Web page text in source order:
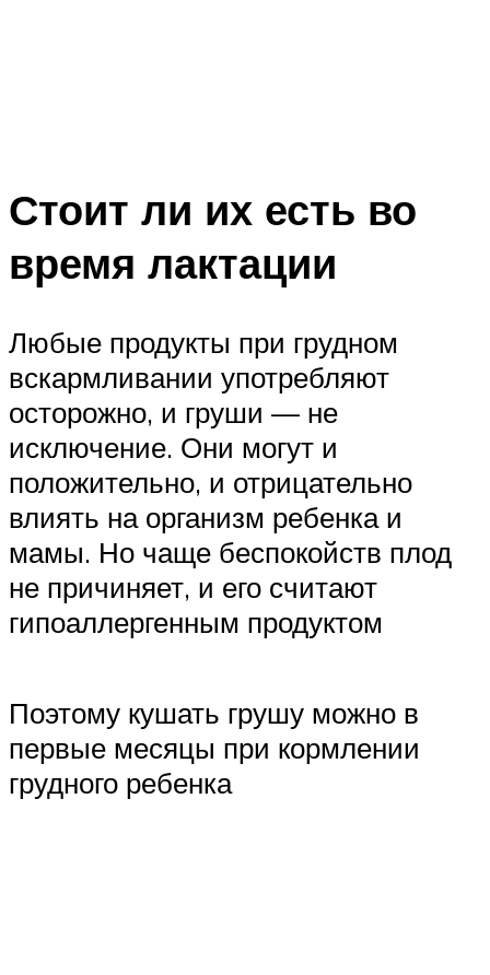
Стоит ли их есть во
время лактации
Любые продукты при грудном
вскармливании употребляют
осторожно, и груши — не
исключение. Они могут и
положительно, и отрицательно
влиять на организм ребенка и
мамы. Но чаще беспокойств плод
не причиняет, и его считают
гипоаллергенным продуктом
Поэтому кушать грушу можно в
первые месяцы при кормлении
грудного ребенка